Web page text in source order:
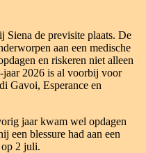
Siena de previsite plaats. De
aan een medische
en riskeren niet alleen
jaar 2026 is al voorbij voor
Gavoi, Esperance en
jaar kwam wel opdagen
een blessure had aan een
2 juli.